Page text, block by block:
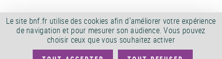
MARCHÉS PUBLICS OFFRES D'EMPLOI
DÉMATÉRIALISATION FACTURES CRÉDITS
Le site bnf.fr utilise des cookies afin d'améliorer votre expérience
de navigation et pour mesurer son audience. Vous pouvez
choisir ceux que vous souhaitez activer